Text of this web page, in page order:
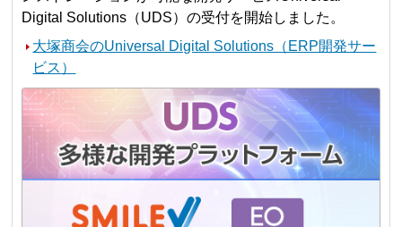
Digital Solutions（UDS）の受付を開始しました。
大塚商会のUniversal Digital Solutions（ERP開発サー
ビス）